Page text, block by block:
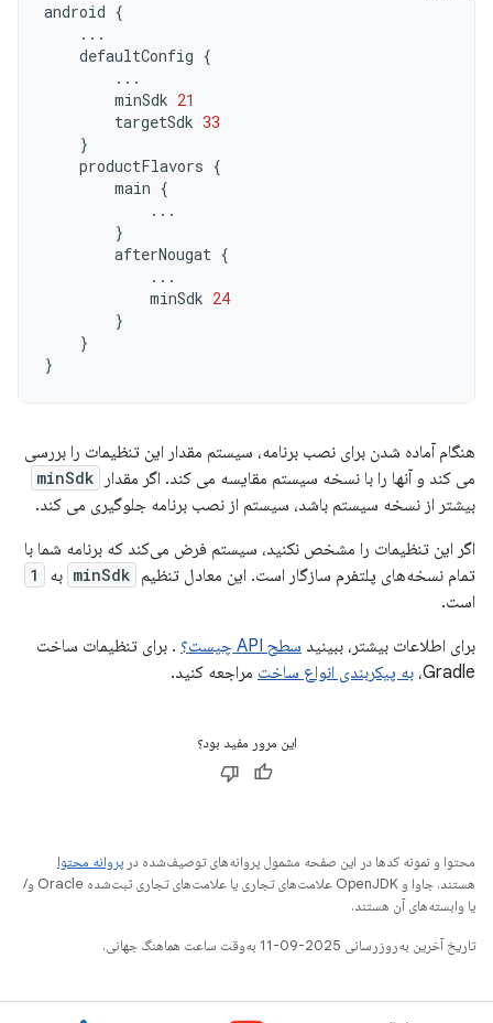
android {
...
defaultConfig {
...
minSdk 21
targetSdk 33
}
productFlavors {
main {
...
}
afterNougat {
...
minSdk 24
}
}
}
هنگام آماده شدن برای نصب برنامه، سیستم مقدار این تنظیمات را بررسی
می کند و آنها را با نسخه سیستم مقایسه می کند. اگر مقدار
minSdk
بیشتر از نسخه سیستم باشد، سیستم از نصب برنامه جلوگیری می کند.
اگر این تنظیمات را مشخص نکنید، سیستم فرض می‌کند که برنامه شما با
تمام نسخه‌های پلتفرم سازگار است. این معادل تنظیم minSdk به 1
است.
برای اطلاعات بیشتر، ببینید سطح API چیست؟
. برای تنظیمات ساخت
Gradle، به پیکربندی انواع ساخت مراجعه کنید.
این مرور مفید بود؟
محتوا و نمونه کدها در این صفحه مشمول پروانه‌های توصیف‌شده در پروانه محتوا
هستند. جاوا و OpenJDK علامت‌های تجاری یا علامت‌های تجاری ثبت‌شده Oracle و/
یا وابسته‌های آن هستند.
تاریخ آخرین به‌روزرسانی 2025-09-11 به‌وقت ساعت هماهنگ جهانی.